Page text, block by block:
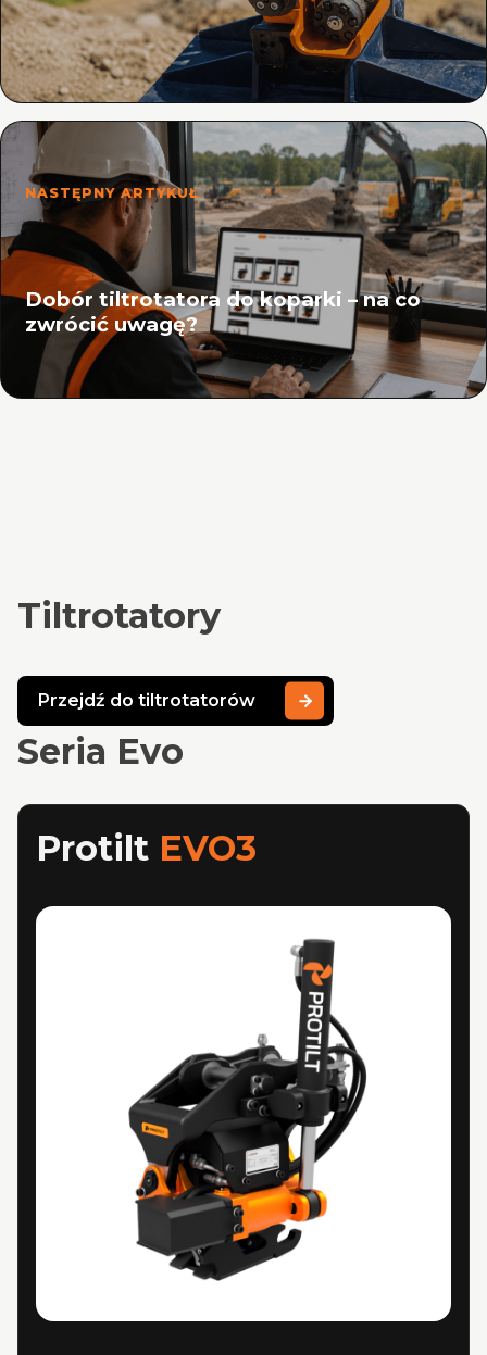
NASTĘPNY ARTYKUŁ
Dobór tiltrotatora do koparki – na co
zwrócić uwagę?
Tiltrotatory
Przejdź do tiltrotatorów
Seria Evo
Protilt EVO3